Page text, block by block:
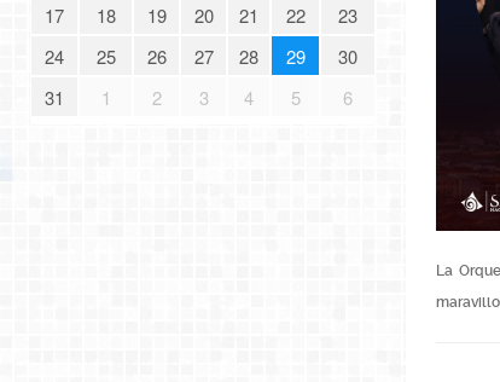
17
18 19 20 21 22
23
24
25 26 27 28 29
30
31
1 2 3 4 5 6
La